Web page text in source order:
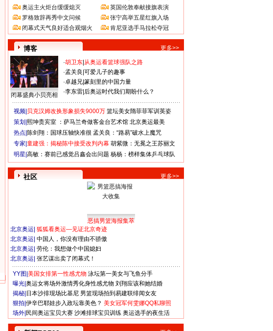
奥运主火炬台缓缓熄灭
罗格致辞再秀中文问候
闭幕式天气良好适合观烟火
英国伦敦奉献接旗表演
张宁高举五星红旗入场
肯尼亚选手马拉松夺冠
博客 更多>>
闭幕盛典小贝亮相
·胡卫东 从奥运看篮球强队之路
·孟关良 可爱儿子的趣事
·卓越兄 篆刻里的中国力量
·李东雷 后奥运时代我们期盼什么？
视频| 贝克汉姆改换形象损失9000万 篮坛美女隋菲菲军训英姿
策划| 熙坤贵宾室 ：萨马兰奇做客金台艺术馆 北京奥运最美
热点| 陈剑翔：国球压轴快准很 孟关良：“路易”破水上魔咒
专家| 童建强：揭秘陈中接受改判内幕 胡紫微：无冕之王苏丽文
明星| 高敏：赛前已感觉吕鑫会出问题 杨杨：榜样集体乒乓球队
社区 更多>>
恶搞男篮海报集萃
北京奥运 狐狐看奥运—见证北京奇迹
北京奥运 中国人，你没有理由不骄傲
北京奥运 劳伦：我想做个中国媳妇
北京奥运 张艺谋出卖了闭幕式！
YY图| 美国女排第一性感尤物 泳坛第一美女与飞鱼分手
曝光| 奥运女将场外激情秀化身性感尤物 刘翔应该和她结婚
揭秘| 日本沙排现场比基尼 男篮现场拍到易建联绯闻女友
狠拍| 伊辛巴耶娃步入政坛靠美色？ 美女冠军何雯娜QQ私聊照
场外| 民间奥运宝贝大赛 沙滩排球宝贝训练 奥运选手的夜生活